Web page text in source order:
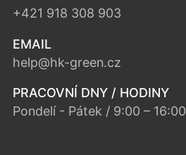
+421 918 308 903
EMAIL
help@hk-green.cz
PRACOVNÍ DNY / HODINY
Pondelí - Pátek / 9:00 – 16:00